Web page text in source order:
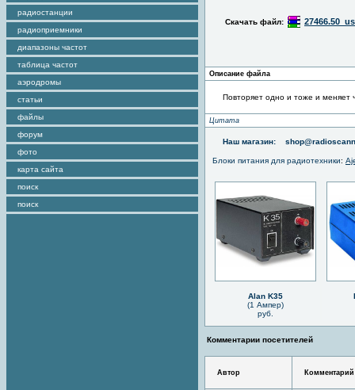
радиостанции
радиоприемники
диапазоны частот
таблица частот
аэродромы
статьи
файлы
форум
фото
карта сайта
поиск
поиск
Скачать файл:
Описание файла
Повторяет одно и тоже и меняет
Цитата
Наш магазин:
Блоки питания для радиотехники:
Alan K35
(1 Ампер)
руб.
Комментарии посетителей
Автор Комментарий